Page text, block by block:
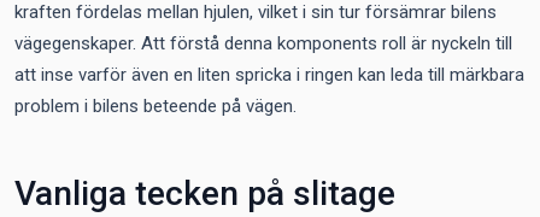
kraften fördelas mellan hjulen, vilket i sin tur försämrar bilens
vägegenskaper. Att förstå denna komponents roll är nyckeln till
att inse varför även en liten spricka i ringen kan leda till märkbara
problem i bilens beteende på vägen.
Vanliga tecken på slitage